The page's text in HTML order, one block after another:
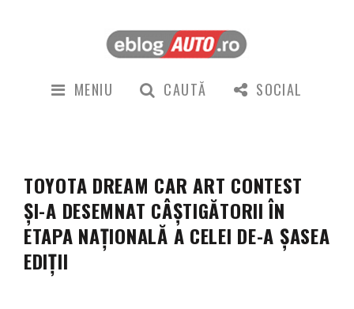
MENIU CAUTĂ SOCIAL
TOYOTA DREAM CAR ART CONTEST
ȘI-A DESEMNAT CÂȘTIGĂTORII ÎN
ETAPA NAȚIONALĂ A CELEI DE-A ȘASEA
EDIȚII